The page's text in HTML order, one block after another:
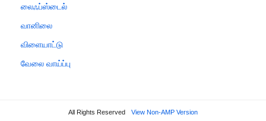
லைஃப்ஸ்டைல்
வானிலை
விளையாட்டு
வேலை வாய்ப்பு
All Rights Reserved View Non-AMP Version